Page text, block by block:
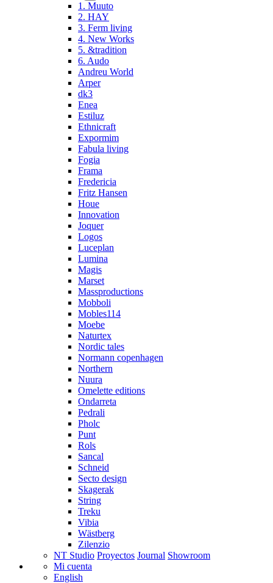
1. Muuto
2. HAY
3. Ferm living
4. New Works
5. &tradition
6. Audo
Andreu World
Arper
dk3
Enea
Estiluz
Ethnicraft
Expormim
Fabula living
Fogia
Frama
Fredericia
Fritz Hansen
Houe
Innovation
Joquer
Logos
Luceplan
Lumina
Magis
Marset
Massproductions
Mobboli
Mobles114
Moebe
Naturtex
Nordic tales
Normann copenhagen
Northern
Nuura
Omelette editions
Ondarreta
Pedrali
Pholc
Punt
Rols
Sancal
Schneid
Secto design
Skagerak
String
Treku
Vibia
Wästberg
Zilenzio
NT Studio Proyectos Journal Showroom
Mi cuenta
English